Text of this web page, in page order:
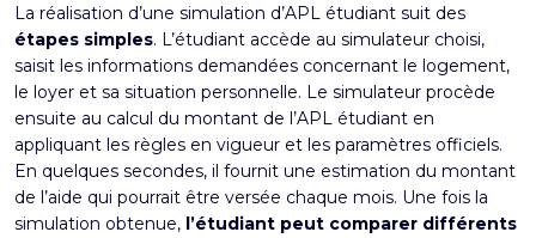
La réalisation d’une simulation d’APL étudiant suit des
étapes simples. L’étudiant accède au simulateur choisi,
saisit les informations demandées concernant le logement,
le loyer et sa situation personnelle. Le simulateur procède
ensuite au calcul du montant de l’APL étudiant en
appliquant les règles en vigueur et les paramètres officiels.
En quelques secondes, il fournit une estimation du montant
de l’aide qui pourrait être versée chaque mois. Une fois la
simulation obtenue, l’étudiant peut comparer différents